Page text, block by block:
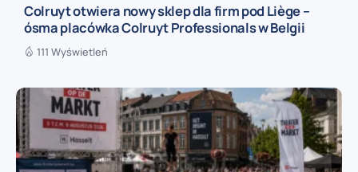
Colruyt otwiera nowy sklep dla firm pod Liège –
ósma placówka Colruyt Professionals w Belgii
111 Wyświetleń